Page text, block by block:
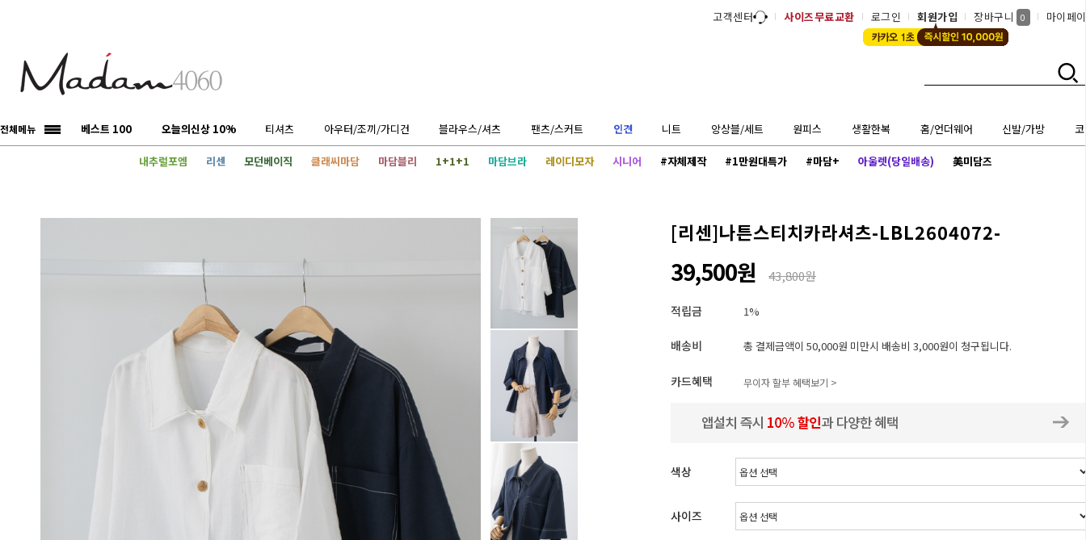
고객센터 사이즈무료교환 로그인 회원가입 장바구니 0 마이페
전체메뉴 베스트 100 오늘의신상 10% 티셔츠 아우터/조끼/가디건 블라우스/셔츠 팬츠/스커트 인견 니트 앙상블/세트 원피스 생활한복 홈/언더웨어 신발/가방
내추럴포엠 리센 모던베이직 클래씨마담 마담블리 1+1+1 마담브라 레이디모자 시니어 #자체제작 #1만원대특가 #마담+ 아울렛(당일배송) 美미담즈
[리센]나튼스티치카라셔츠-LBL2604072-
39,500원 43,800원
적립금 1%
배송비 총 결제금액이 50,000원 미만시 배송비 3,000원이 청구됩니다.
카드혜택 무이자 할부 혜택보기 >
색상
사이즈